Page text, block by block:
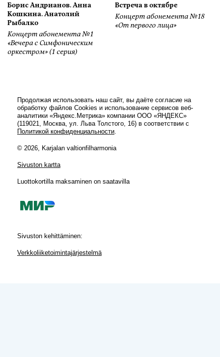
Борис Андрианов. Анна
Кошкина. Анатолий
Рыбалко
Концерт абонемента №1
«Вечера с Симфоническим
оркестром» (1 серия)
Встреча в октябре
Концерт абонемента №18
«От первого лица»
Продолжая использовать наш сайт, вы даёте согласие на
обработку файлов Cookies и использование сервисов веб-
аналитики «Яндекс.Метрика» компании ООО «ЯНДЕКС»
(119021, Москва, ул. Льва Толстого, 16) в соответствии с
Политикой конфиденциальности.
© 2026, Karjalan valtionfilharmonia
Sivuston kartta
Luottokortilla maksaminen on saatavilla
Sivuston kehittäminen:
Verkkoliiketoimintajärjestelmä